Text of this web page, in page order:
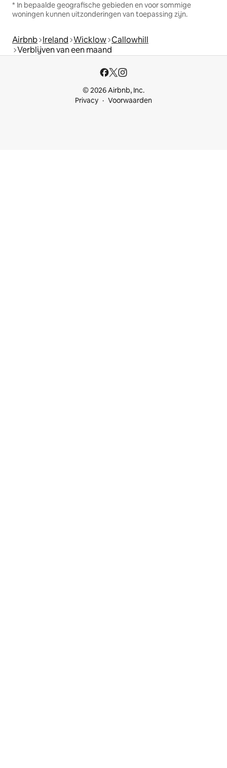
* In bepaalde geografische gebieden en voor sommige
woningen kunnen uitzonderingen van toepassing zijn.
Airbnb Ireland Wicklow Callowhill
Verblijven van een maand
© 2026 Airbnb, Inc.
Privacy
Voorwaarden